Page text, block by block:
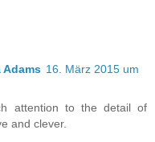
Adams 16. März 2015 um
attention to the detail of
and clever.